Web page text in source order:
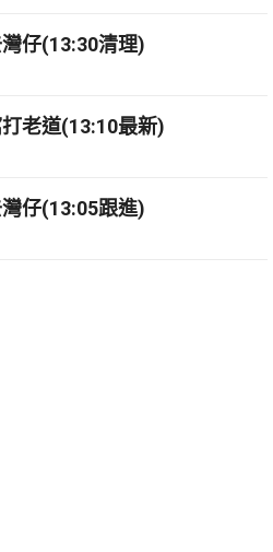
仔(13:30清理)
老道(13:10最新)
仔(13:05跟進)